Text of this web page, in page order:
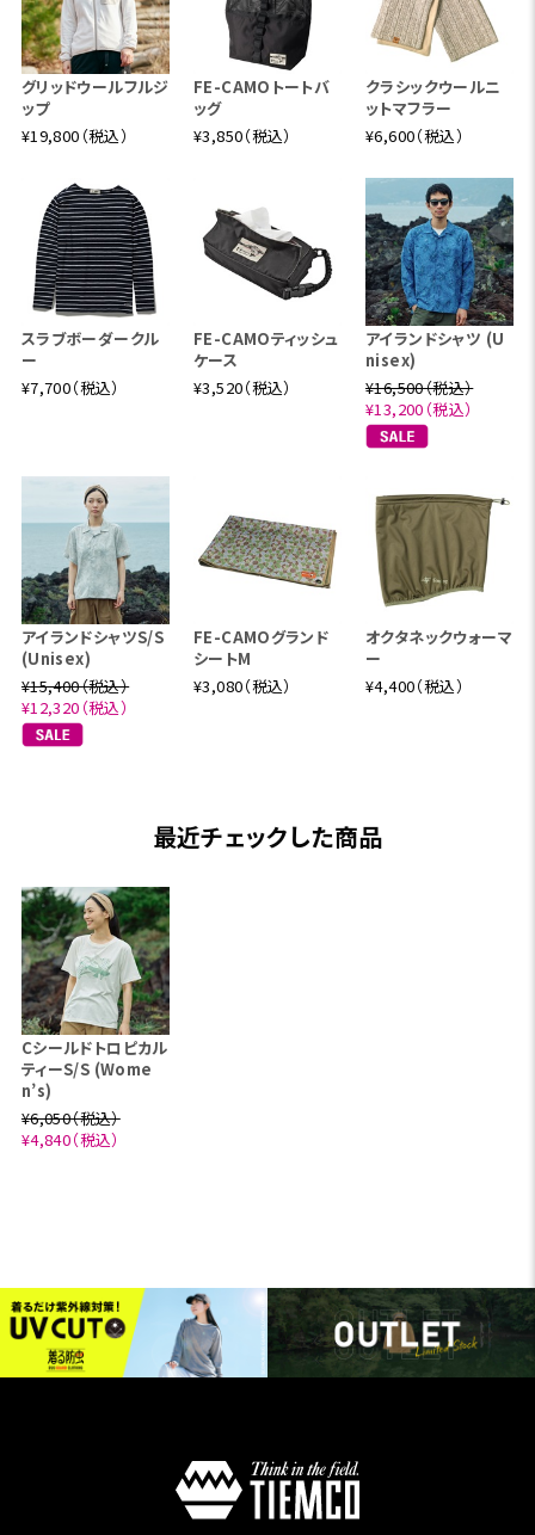
グリッドウールフルジ
ップ
¥19,800（税込）
FE-CAMOトートバ
ッグ
¥3,850（税込）
クラシックウールニ
ットマフラー
¥6,600（税込）
スラブボーダークル
ー
¥7,700（税込）
FE-CAMOティッシュ
ケース
¥3,520（税込）
アイランドシャツ (U
nisex)
¥16,500（税込）
¥13,200（税込）
アイランドシャツS/S
(Unisex)
¥15,400（税込）
¥12,320（税込）
FE-CAMOグランド
シートM
¥3,080（税込）
オクタネックウォーマ
ー
¥4,400（税込）
最近チェックした商品
Cシールドトロピカル
ティーS/S (Wome
n’s)
¥6,050（税込）
¥4,840（税込）